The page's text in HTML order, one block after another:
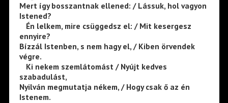
Mert így bosszantnak ellened: / Lássuk, hol vagyon
Istened?
Én lelkem, mire csüggedsz el: / Mit kesergesz
ennyire?
Bízzál Istenben, s nem hagy el, / Kiben örvendek
végre.
Ki nekem szemlátomást / Nyújt kedves
szabadulást,
Nyilván megmutatja nékem, / Hogy csak ő az én
Istenem.